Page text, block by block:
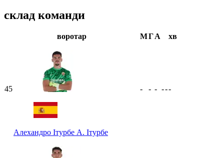
склад команди
воротар МГА хв
45
Алехандро Ітурбе А. Ітурбе
- - - ---